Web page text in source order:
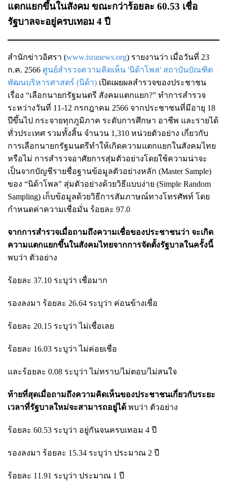
แตกแยกขึ้นในสังคม ขณะกว่าร้อยละ 60.53 เชื่อ
รัฐบาลจะอยู่ครบเทอม 4 ปี
สำนักข่าวอิศรา (www.isranews.org) รายงานว่า เมื่อวันที่ 23
ก.ค. 2566 ศูนย์สำรวจความคิดเห็น 'นิด้าโพล' สถาบันบัณฑิต
พัฒนบริหารศาสตร์ (นิด้า) เปิดเผยผลสำรวจของประชาชน
เรื่อง “เลือกนายกรัฐมนตรี สังคมแตกแยก?” ทำการสำรวจ
ระหว่างวันที่ 11-12 กรกฎาคม 2566 จากประชาชนที่มีอายุ 18
ปีขึ้นไป กระจายทุกภูมิภาค ระดับการศึกษา อาชีพ และรายได้
ทั่วประเทศ รวมทั้งสิ้น จำนวน 1,310 หน่วยตัวอย่าง เกี่ยวกับ
การเลือกนายกรัฐมนตรีทำให้เกิดความแตกแยกในสังคมไทย
หรือไม่ การสำรวจอาศัยการสุ่มตัวอย่างโดยใช้ความน่าจะ
เป็นจากบัญชีรายชื่อฐานข้อมูลตัวอย่างหลัก (Master Sample)
ของ “นิด้าโพล” สุ่มตัวอย่างด้วยวิธีแบบง่าย (Simple Random
Sampling) เก็บข้อมูลด้วยวิธีการสัมภาษณ์ทางโทรศัพท์ โดย
กำหนดค่าความเชื่อมั่น ร้อยละ 97.0
จากการสำรวจเมื่อถามถึงความเชื่อของประชาชนว่า จะเกิด
ความแตกแยกขึ้นในสังคมไทยจากการจัดตั้งรัฐบาลในครั้งนี้
พบว่า ตัวอย่าง
ร้อยละ 37.10 ระบุว่า เชื่อมาก
รองลงมา ร้อยละ 26.64 ระบุว่า ค่อนข้างเชื่อ
ร้อยละ 20.15 ระบุว่า ไม่เชื่อเลย
ร้อยละ 16.03 ระบุว่า ไม่ค่อยเชื่อ
และร้อยละ 0.08 ระบุว่า ไม่ทราบ/ไม่ตอบ/ไม่สนใจ
ท้ายที่สุดเมื่อถามถึงความคิดเห็นของประชาชนเกี่ยวกับระยะ
เวลาที่รัฐบาลใหม่จะสามารถอยู่ได้ พบว่า ตัวอย่าง
ร้อยละ 60.53 ระบุว่า อยู่กันจนครบเทอม 4 ปี
รองลงมา ร้อยละ 15.34 ระบุว่า ประมาณ 2 ปี
ร้อยละ 11.91 ระบุว่า ประมาณ 1 ปี